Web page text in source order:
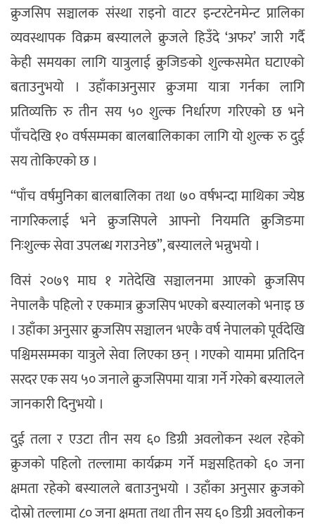
क्रुजसिप सञ्चालक संस्था राइनो वाटर इन्टरटेनमेन्ट प्रालिका
व्यवस्थापक विक्रम बस्यालले क्रुजले हिउँदे ‘अफर’ जारी गर्दै
केही समयका लागि यात्रुलाई क्रुजिङको शुल्कसमेत घटाएको
बताउनुभयो । उहाँकाअनुसार क्रुजमा यात्रा गर्नका लागि
प्रतिव्यक्ति रु तीन सय ५० शुल्क निर्धारण गरिएको छ भने
पाँचदेखि १० वर्षसम्मका बालबालिकाका लागि यो शुल्क रु दुई
सय तोकिएको छ ।
“पाँच वर्षमुनिका बालबालिका तथा ७० वर्षभन्दा माथिका ज्येष्ठ
नागरिकलाई भने क्रुजसिपले आफ्नो नियमति क्रुजिङमा
निःशुल्क सेवा उपलब्ध गराउनेछ”, बस्यालले भन्नुभयो ।
विसं २०७९ माघ १ गतेदेखि सञ्चालनमा आएको क्रुजसिप
नेपालकै पहिलो र एकमात्र क्रुजसिप भएको बस्यालको भनाइ छ
। उहाँका अनुसार क्रुजसिप सञ्चालन भएकै वर्ष नेपालको पूर्वदेखि
पश्चिमसम्मका यात्रुले सेवा लिएका छन् । गएको याममा प्रतिदिन
सरदर एक सय ५० जनाले क्रुजसिपमा यात्रा गर्ने गरेको बस्यालले
जानकारी दिनुभयो ।
दुई तला र एउटा तीन सय ६० डिग्री अवलोकन स्थल रहेको
क्रुजको पहिलो तल्लामा कार्यक्रम गर्ने मञ्चसहितको ६० जना
क्षमता रहेको बस्यालले बताउनुभयो । उहाँका अनुसार क्रुजको
दोस्रो तल्लामा ८० जना क्षमता तथा तीन सय ६० डिग्री अवलोकन